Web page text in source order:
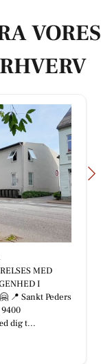
VORES
𝐀𝐂𝐄𝐌𝐀𝐍 𝐄 – 𝐊𝐔𝐍
⚡️ Er du på udkig efter
og veludstyret elbil